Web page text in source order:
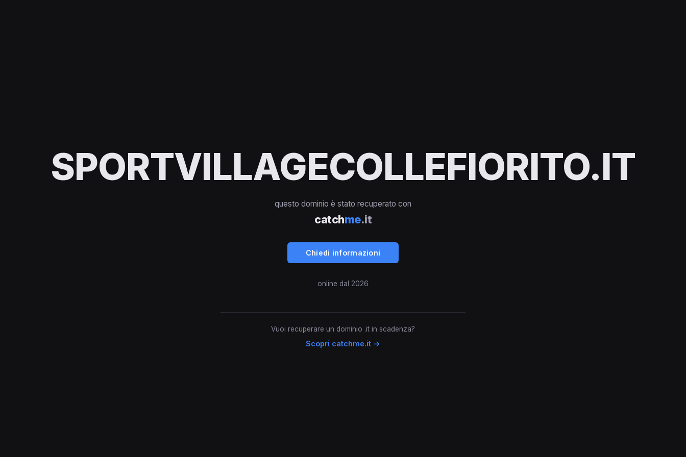
SPORTVILLAGECOLLEFIORITO.IT
questo dominio è stato recuperato con
catchme.it
Chiedi informazioni
online dal 2026
Vuoi recuperare un dominio .it in scadenza?
Scopri catchme.it →